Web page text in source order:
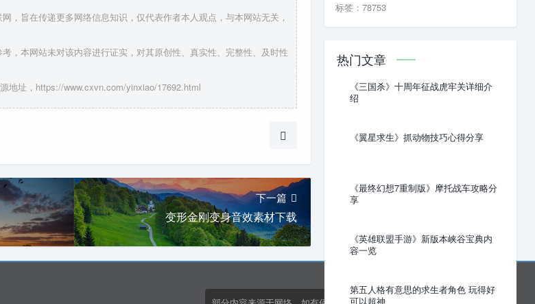
，旨在传递更多网络信息知识，仅代表作者本人观点，与本网站无关，
，本网站未对该内容进行证实，对其原创性、真实性、完整性、及时性
地址，https://www.cxvn.com/yinxiao/17692.html
下一篇
变形金刚变身音效素材下载
标签：78753
热门文章
《三国杀》十周年征战虎牢关详细介
绍
《翼星求生》抓动物技巧心得分享
《最终幻想7重制版》摩托战车攻略分
享
《英雄联盟手游》新版本峡谷宝典内
容一览
第五人格有意思的求生者角色 玩得好
可以超神